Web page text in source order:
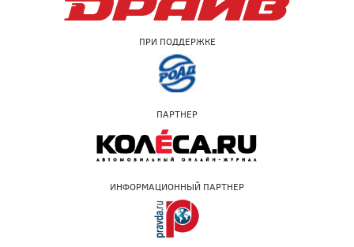
ПРИ ПОДДЕРЖКЕ
ПАРТНЕР
ИНФОРМАЦИОННЫЙ ПАРТНЕР